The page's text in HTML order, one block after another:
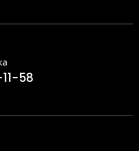
58